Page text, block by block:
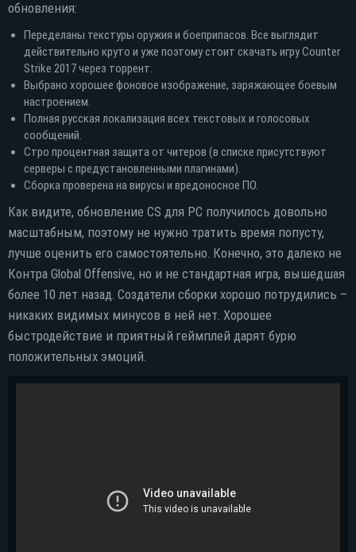
обновления:
Переделаны текстуры оружия и боеприпасов. Все выглядит
действительно круто и уже поэтому стоит скачать игру Counter
Strike 2017 через торрент.
Выбрано хорошее фоновое изображение, заряжающее боевым
настроением.
Полная русская локализация всех текстовых и голосовых
сообщений.
Стро процентная защита от читеров (в списке присутствуют
серверы с предустановленными плагинами).
Сборка проверена на вирусы и вредоносное ПО.
Как видите, обновление CS для PC получилось довольно
масштабным, поэтому не нужно тратить время попусту,
лучше оценить его самостоятельно. Конечно, это далеко не
Контра Global Offensive, но и не стандартная игра, вышедшая
более 10 лет назад. Создатели сборки хорошо потрудились –
никаких видимых минусов в ней нет. Хорошее
быстродействие и приятный геймплей дарят бурю
положительных эмоций.